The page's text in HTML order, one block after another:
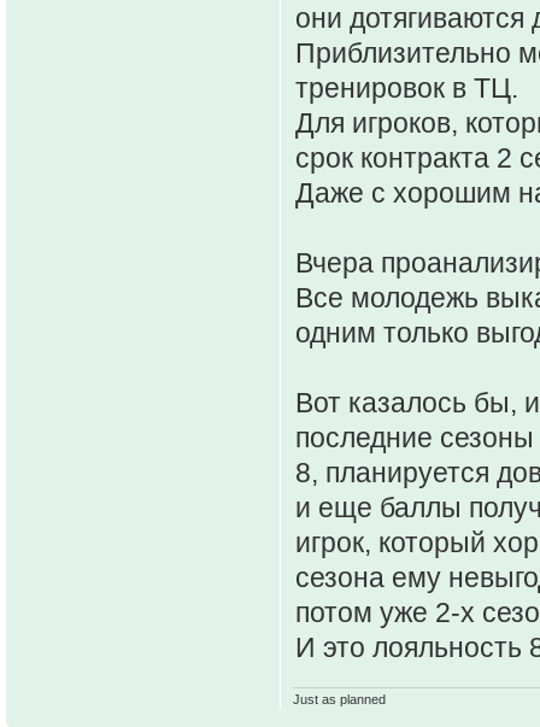
они
Приблизительно
тренировок в ТЦ.
Для игроков,
срок контракта 2
Даже с хорошим
Вчера
Все молодежь
одним только
Вот казалось бы,
последние
8, планируется
и еще баллы
игрок, который
сезона ему
потом уже 2-х
И это лояльность
Just as planned